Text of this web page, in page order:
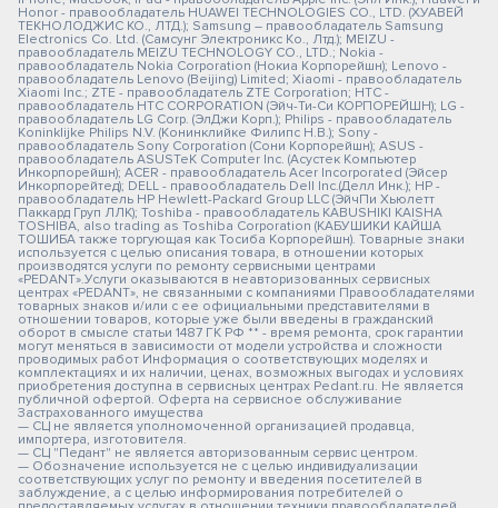
Honor - правообладатель HUAWEI TECHNOLOGIES CO., LTD. (ХУАВЕЙ
ТЕКНОЛОДЖИС КО., ЛТД.); Samsung – правообладатель Samsung
Electronics Co. Ltd. (Самсунг Электроникс Ко., Лтд.); MEIZU -
правообладатель MEIZU TECHNOLOGY CO., LTD.; Nokia -
правообладатель Nokia Corporation (Нокиа Корпорейшн); Lenovo -
правообладатель Lenovo (Beijing) Limited; Xiaomi - правообладатель
Xiaomi Inc.; ZTE - правообладатель ZTE Corporation; HTC -
правообладатель HTC CORPORATION (Эйч-Ти-Си КОРПОРЕЙШН); LG -
правообладатель LG Corp. (ЭлДжи Корп.); Philips - правообладатель
Koninklijke Philips N.V. (Конинклийке Филипс Н.В.); Sony -
правообладатель Sony Corporation (Сони Корпорейшн); ASUS -
правообладатель ASUSTeK Computer Inc. (Асустек Компьютер
Инкорпорейшн); ACER - правообладатель Acer Incorporated (Эйсер
Инкорпорейтед); DELL - правообладатель Dell Inc.(Делл Инк.); HP -
правообладатель HP Hewlett-Packard Group LLC (ЭйчПи Хьюлетт
Паккард Груп ЛЛК); Toshiba - правообладатель KABUSHIKI KAISHA
TOSHIBA, also trading as Toshiba Corporation (КАБУШИКИ КАЙША
ТОШИБА также торгующая как Тосиба Корпорейшн). Товарные знаки
используется с целью описания товара, в отношении которых
производятся услуги по ремонту сервисными центрами
«PEDANT».Услуги оказываются в неавторизованных сервисных
центрах «PEDANT», не связанными с компаниями Правообладателями
товарных знаков и/или с ее официальными представителями в
отношении товаров, которые уже были введены в гражданский
оборот в смысле статьи 1487 ГК РФ ** - время ремонта, срок гарантии
могут меняться в зависимости от модели устройства и сложности
проводимых работ Информация о соответствующих моделях и
комплектациях и их наличии, ценах, возможных выгодах и условиях
приобретения доступна в сервисных центрах Pedant.ru. Не является
публичной офертой. Оферта на сервисное обслуживание
Застрахованного имущества
— СЦ не является уполномоченной организацией продавца,
импортера, изготовителя.
— СЦ "Педант" не является авторизованным сервис центром.
— Обозначение используется не с целью индивидуализации
соответствующих услуг по ремонту и введения посетителей в
заблуждение, а с целью информирования потребителей о